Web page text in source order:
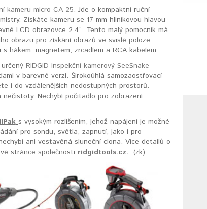
kameru micro CA-25. Jde o kompaktní ruční
Získáte kameru se 17 mm hliníkovou hlavou
LCD obrazovce 2,4“. Tento malý pomocník má
obrazu pro získání obrazů ve svislé poloze.
hákem, magnetem, zrcadlem a RCA kabelem.
RIDGID Inspekční kamerový SeeSnake
v barevné verzi. Širokoúhlá samozaostřovací
i do vzdálenějších nedostupných prostorů.
Nechybí počitadlo pro zobrazení
s vysokým rozlišením, jehož napájení je možné
pro sondu, světla, zapnutí, jako i pro
ani vestavěná sluneční clona. Více detailů o
stránce společnosti ridgidtools.cz. (zk)